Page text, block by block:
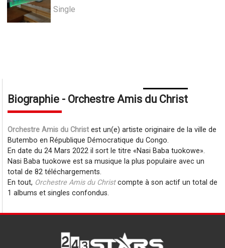
Single
Biographie - Orchestre Amis du Christ
Orchestre Amis du Christ est un(e) artiste originaire de la ville de
Butembo en République Démocratique du Congo.
En date du 24 Mars 2022 il sort le titre Nasi Baba tuokowe .
Nasi Baba tuokowe est sa musique la plus populaire avec un
total de 82 téléchargements.
En tout, Orchestre Amis du Christcompte à son actif un total de
1 albums et singles confondus.